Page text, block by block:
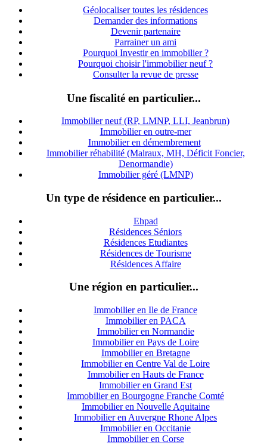
Géolocaliser toutes les résidences
Demander des informations
Devenir partenaire
Parrainer un ami
Pourquoi Investir en immobilier ?
Pourquoi choisir l'immobilier neuf ?
Consulter la revue de presse
Une fiscalité en particulier...
Immobilier neuf (RP, LMNP, LLI, Jeanbrun)
Immobilier en outre-mer
Immobilier en démembrement
Immobilier réhabilité (Malraux, MH, Déficit Foncier,
Denormandie)
Immobilier géré (LMNP)
Un type de résidence en particulier...
Ehpad
Résidences Séniors
Résidences Etudiantes
Résidences de Tourisme
Résidences Affaire
Une région en particulier...
Immobilier en Ile de France
Immobilier en PACA
Immobilier en Normandie
Immobilier en Pays de Loire
Immobilier en Bretagne
Immobilier en Centre Val de Loire
Immobilier en Hauts de France
Immobilier en Grand Est
Immobilier en Bourgogne Franche Comté
Immobilier en Nouvelle Aquitaine
Immobilier en Auvergne Rhone Alpes
Immobilier en Occitanie
Immobilier en Corse